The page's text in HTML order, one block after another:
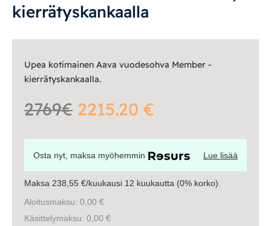
Vuodesohvat
kierrätyskankaalla
Upea kotimainen Aava vuodesohva Member -
kierrätyskankaalla.
2769€ 2215.20 €
Osta nyt, maksa myöhemmin Lue lisää
Maksa 238,55 €/kuukausi 12 kuukautta (0% korko).
Aloitusmaksu: 0,00 €
Käsittelymaksu: 0,00 €